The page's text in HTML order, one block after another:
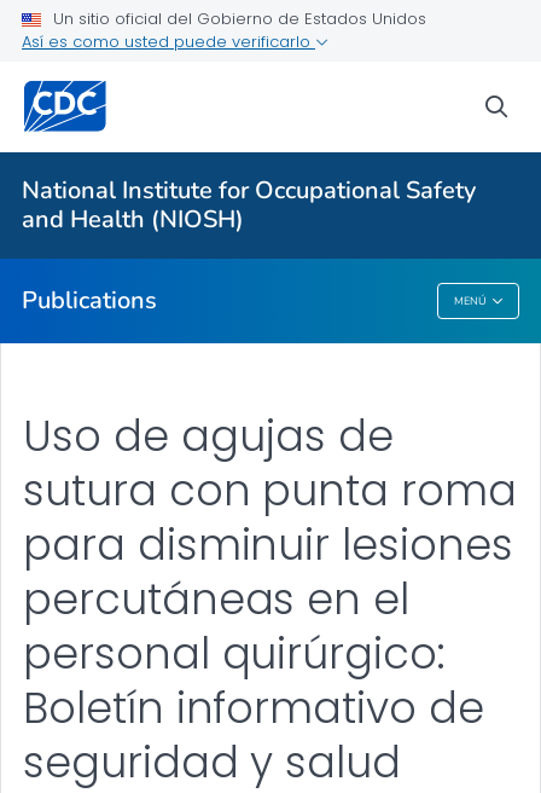
Un sitio oficial del Gobierno de Estados Unidos
Así es como usted puede verificarlo
National Institute for Occupational Safety
and Health (NIOSH)
Publications MENÚ
Healthcare Numbered Publications
Publications
Uso de agujas de
sutura con punta roma
para disminuir lesiones
percutáneas en el
personal quirúrgico:
Boletín informativo de
seguridad y salud